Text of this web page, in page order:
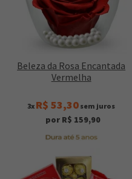
Beleza da Rosa Encantada
Vermelha
3x R$ 53,30 sem juros
por R$ 159,90